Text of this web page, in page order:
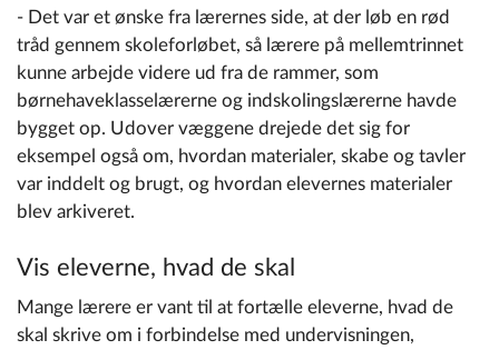
- Det var et ønske fra lærernes side, at der løb en rød
tråd gennem skoleforløbet, så lærere på mellemtrinnet
kunne arbejde videre ud fra de rammer, som
børnehaveklasselærerne og indskolingslærerne havde
bygget op. Udover væggene drejede det sig for
eksempel også om, hvordan materialer, skabe og tavler
var inddelt og brugt, og hvordan elevernes materialer
blev arkiveret.
Vis eleverne, hvad de skal
Mange lærere er vant til at fortælle eleverne, hvad de
skal skrive om i forbindelse med undervisningen,